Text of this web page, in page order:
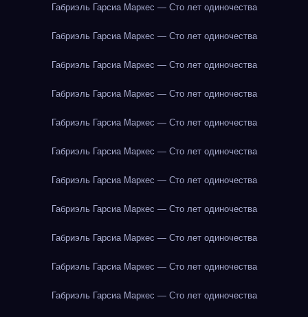
Габриэль Гарсиа Маркес — Сто лет одиночества
Габриэль Гарсиа Маркес — Сто лет одиночества
Габриэль Гарсиа Маркес — Сто лет одиночества
Габриэль Гарсиа Маркес — Сто лет одиночества
Габриэль Гарсиа Маркес — Сто лет одиночества
Габриэль Гарсиа Маркес — Сто лет одиночества
Габриэль Гарсиа Маркес — Сто лет одиночества
Габриэль Гарсиа Маркес — Сто лет одиночества
Габриэль Гарсиа Маркес — Сто лет одиночества
Габриэль Гарсиа Маркес — Сто лет одиночества
Габриэль Гарсиа Маркес — Сто лет одиночества